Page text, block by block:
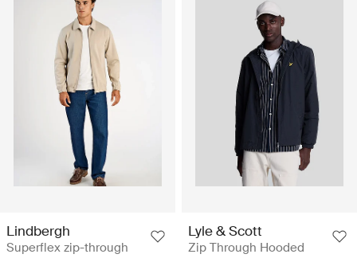
Lindbergh
Superflex zip-through
Lyle & Scott
Zip Through Hooded